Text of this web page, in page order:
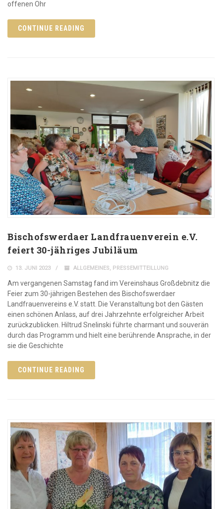
offenen Ohr
CONTINUE READING
Bischofswerdaer Landfrauenverein e.V.
feiert 30-jähriges Jubiläum
13. JUNI 2023 ALLGEMEINES, PRESSEMITTEILLUNG
Am vergangenen Samstag fand im Vereinshaus Großdebnitz die
Feier zum 30-jährigen Bestehen des Bischofswerdaer
Landfrauenvereins e.V. statt. Die Veranstaltung bot den Gästen
einen schönen Anlass, auf drei Jahrzehnte erfolgreicher Arbeit
zurückzublicken. Hiltrud Snelinski führte charmant und souverän
durch das Programm und hielt eine berührende Ansprache, in der
sie die Geschichte
CONTINUE READING